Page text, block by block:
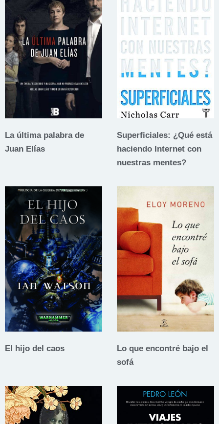
La última palabra de
Juan Elías
Superficiales: ¿Qué está
haciendo Internet con
nuestras mentes?
El hijo del caos
Lo que encontré bajo el
sofá